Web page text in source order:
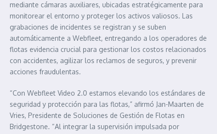
mediante cámaras auxiliares, ubicadas estratégicamente para
monitorear el entorno y proteger los activos valiosos. Las
grabaciones de incidentes se registran y se suben
automáticamente a Webfleet, entregando a los operadores de
flotas evidencia crucial para gestionar los costos relacionados
con accidentes, agilizar los reclamos de seguros, y prevenir
acciones fraudulentas.
“Con Webfleet Video 2.0 estamos elevando los estándares de
seguridad y protección para las flotas,” afirmó Jan-Maarten de
Vries, Presidente de Soluciones de Gestión de Flotas en
Bridgestone. “Al integrar la supervisión impulsada por